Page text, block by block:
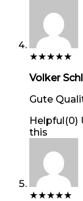
★★★★★
Volker
Gute
Helpful(0)
this
★★★★★